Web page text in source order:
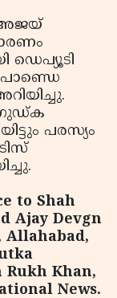
ഡെപ്യൂടി
ഗുഡ്ക
പരസ്യം
to Shah
Ajay Devgn
Allahabad,
Khan,
News.